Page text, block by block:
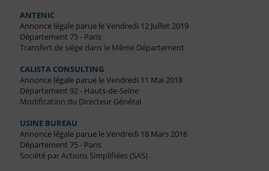
ANTENIC
Annonce légale parue le Vendredi 12 Juillet 2019
Département 75 - Paris
Transfert de siège dans le Même Département
CALISTA CONSULTING
Annonce légale parue le Vendredi 11 Mai 2018
Département 92 - Hauts-de-Seine
Modification du Directeur Général
USINE BUREAU
Annonce légale parue le Vendredi 18 Mars 2016
Département 75 - Paris
Société par Actions Simplifiées (SAS)